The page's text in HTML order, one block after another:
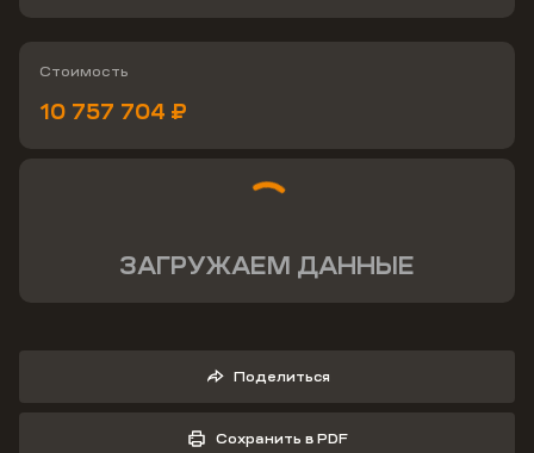
Стоимость
10 757 704 ₽
ЗАГРУЖАЕМ ДАННЫЕ
Поделиться
Сохранить в PDF